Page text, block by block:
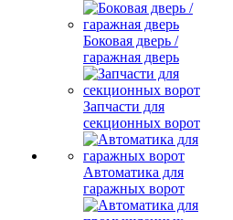
Боковая дверь /
гаражная дверь
Запчасти для
секционных ворот
Автоматика для
гаражных ворот